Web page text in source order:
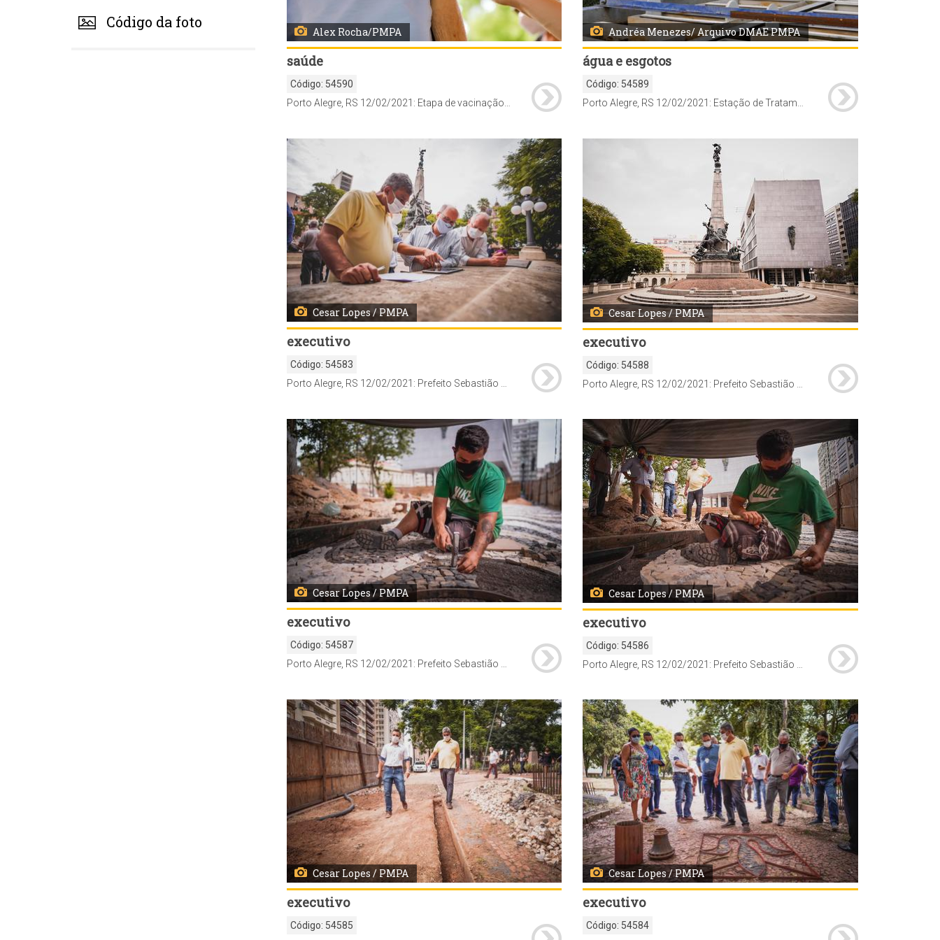
Código da foto
Alex Rocha/PMPA
saúde
Código: 54590
Andréa Menezes/ Arquivo DMAE PMPA
água e esgotos
Código: 54589
Cesar Lopes / PMPA
executivo
Código: 54583
Cesar Lopes / PMPA
executivo
Código: 54588
Cesar Lopes / PMPA
executivo
Código: 54587
Cesar Lopes / PMPA
executivo
Código: 54586
Cesar Lopes / PMPA
executivo
Código: 54585
Cesar Lopes / PMPA
executivo
Código: 54584